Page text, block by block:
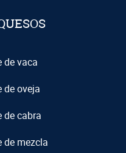
de vaca
de oveja
de cabra
de mezcla